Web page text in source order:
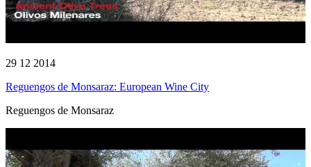
29 12 2014
Reguengos de Monsaraz: European Wine City
Reguengos de Monsaraz